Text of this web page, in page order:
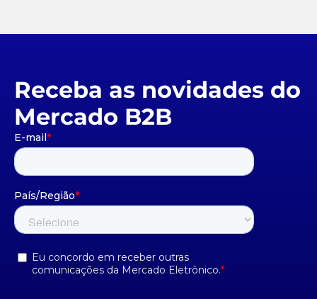
Receba as novidades do
Mercado B2B